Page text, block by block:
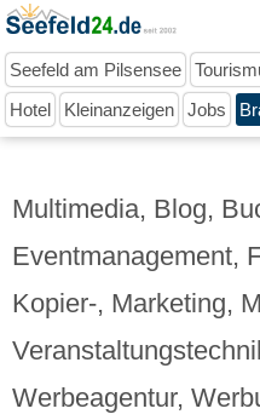
Seefeld am Pilsensee
Hotel
Kleinanzeigen Jobs
Multimedia, Blog,
Eventmanagement,
Kopier-, Marketing,
Werbeagentur,